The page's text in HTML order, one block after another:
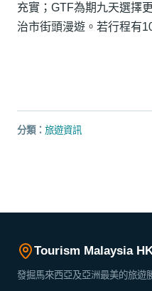
充實；GTF為期九天選擇
治市街頭漫遊。若行程有
分類： 旅遊資訊
Tourism Malaysia
發掘馬來西亞及亞洲最美的旅遊